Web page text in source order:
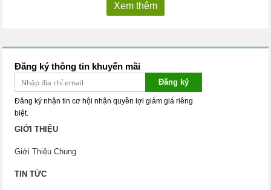
Xem thêm
Đăng ký thông tin khuyến mãi
Đăng ký
Đăng ký nhận tin cơ hội nhận quyền lợi giảm giá riêng
biệt.
GIỚI THIỆU
Giới Thiệu Chung
TIN TỨC